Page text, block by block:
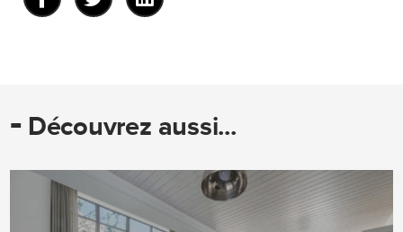
- Découvrez aussi...